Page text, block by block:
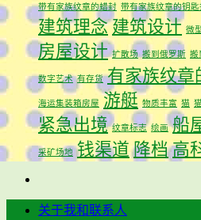
带有家族纹章的蜡封 带有家族纹章的钥匙
建筑理念 建筑设计 微
房屋设计 扩散场 搬到俄罗斯 搬
数字艺术 有存货 有家族纹章
海运集装箱房屋 游艇 物质丰富 猫
紧急出境 纹章标志 绘画 船
采矿场地 钱渠道 降档 高
关于我和联系人